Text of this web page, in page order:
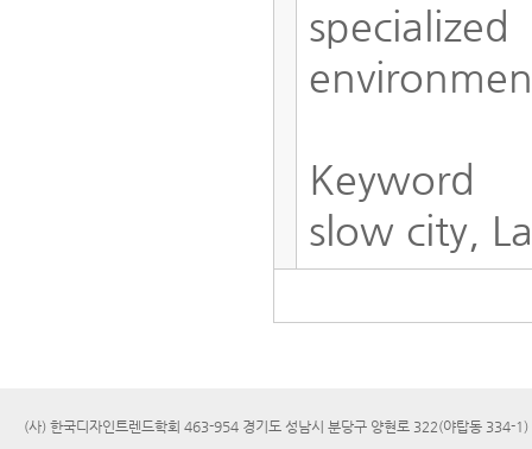
Keyword
slow city,
(사) 한국디자인트렌드학회 463-954 경기도 성남시 분당구 양현로 322(야탑동 334-